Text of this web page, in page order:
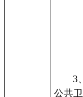
3、
公共卫